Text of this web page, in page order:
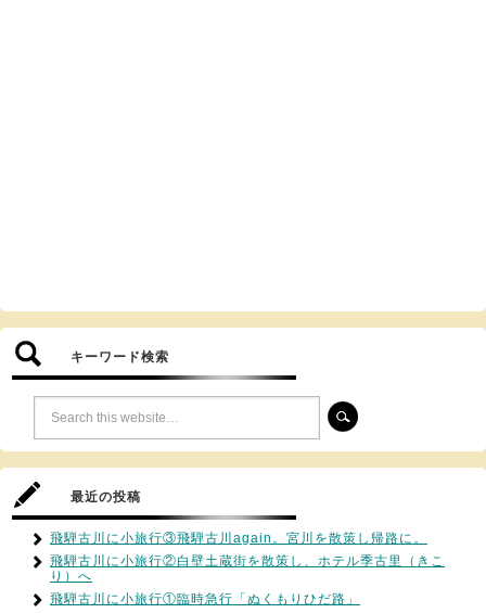
キーワード検索
最近の投稿
飛騨古川に小旅行③飛騨古川again。宮川を散策し帰路に。
飛騨古川に小旅行②白壁土蔵街を散策し、ホテル季古里（きこ
り）へ
飛騨古川に小旅行①臨時急行「ぬくもりひだ路」